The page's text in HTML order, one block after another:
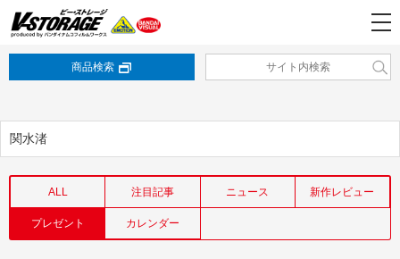
商品検索
関水渚
ALL 注目記事 ニュース 新作レビュー
プレゼント カレンダー